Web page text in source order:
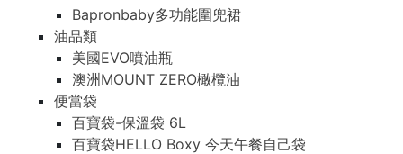
Bapronbaby多功能圍兜裙
油品類
美國EVO噴油瓶
澳洲MOUNT ZERO橄欖油
便當袋
百寶袋-保溫袋 6L
百寶袋HELLO Boxy 今天午餐自己袋